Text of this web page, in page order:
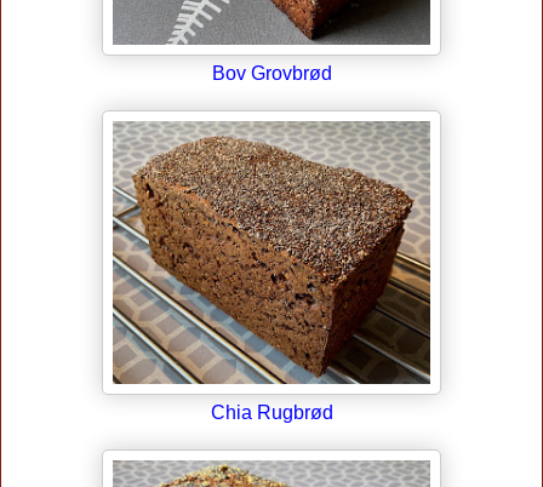
Bov Grovbrød
Chia Rugbrød